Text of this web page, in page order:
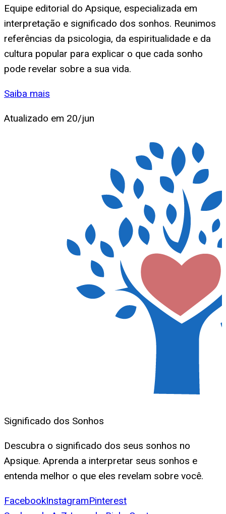
Equipe editorial do Apsique, especializada em
interpretação e significado dos sonhos. Reunimos
referências da psicologia, da espiritualidade e da
cultura popular para explicar o que cada sonho
pode revelar sobre a sua vida.
Saiba mais
Atualizado em 20/jun
Significado dos Sonhos
Descubra o significado dos seus sonhos no
Apsique. Aprenda a interpretar seus sonhos e
entenda melhor o que eles revelam sobre você.
FacebookInstagramPinterest